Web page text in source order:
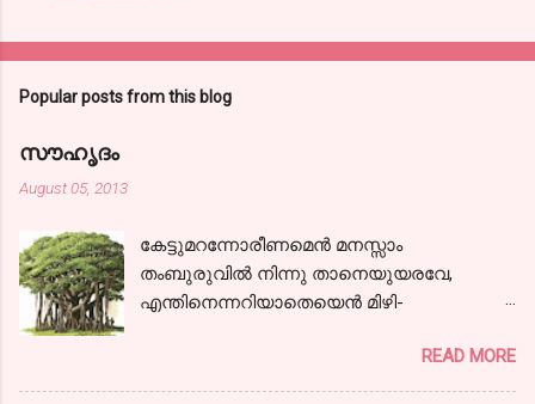
o
e
s
Popular posts from this blog
സൗഹൃദം
August 05, 2013
കേട്ടുമറന്നോരീണമെന്‍ മനസ്സാം
തംബുരുവില്‍ നിന്നു താനെയുയരവേ,
എന്തിനെന്നറിയാതെയെന്‍ മിഴി-
ഞാനേറെ ദൂരം പോയ്‌ കാണാകാഴ്ചകള്‍
തന്‍ മാധുര്യവുമായ്; ഒടുവിലൊരു
READ MORE